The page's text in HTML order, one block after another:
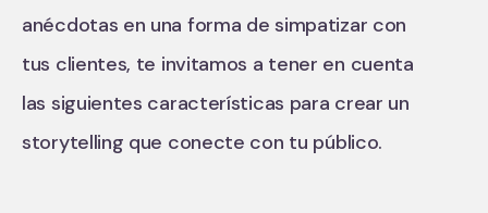
anécdotas en una forma de simpatizar con
tus clientes, te invitamos a tener en cuenta
las siguientes características para crear un
storytelling que conecte con tu público.